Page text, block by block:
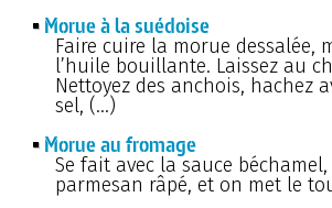
Morue à la suédoise
Faire cuire la morue dessalée,
l’huile bouillante. Laissez au
Nettoyez des anchois, hachez
sel, (…)
Morue au fromage
Se fait avec la sauce
parmesan râpé, et on met le